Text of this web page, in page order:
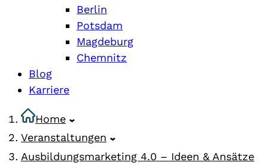
Berlin
Potsdam
Magdeburg
Chemnitz
Blog
Karriere
Home
Veranstaltungen
Ausbildungsmarketing 4.0 – Ideen & Ansätze